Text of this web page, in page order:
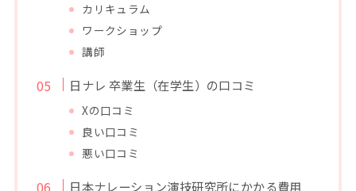
カリキュラム
ワークショップ
講師
日ナレ 卒業生（在学生）の口コミ
Xの口コミ
良い口コミ
悪い口コミ
日本ナレーション演技研究所にかかる費用